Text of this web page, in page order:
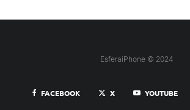
EsferaiPhone © 2024
FACEBOOK X YOUTUBE